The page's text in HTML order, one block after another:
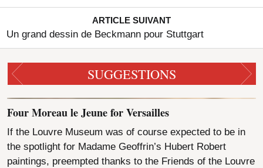
ARTICLE SUIVANT
Un grand dessin de Beckmann pour Stuttgart
SUGGESTIONS
Four Moreau le Jeune for Versailles
If the Louvre Museum was of course expected to be in
the spotlight for Madame Geoffrin’s Hubert Robert
paintings, preempted thanks to the Friends of the Louvre